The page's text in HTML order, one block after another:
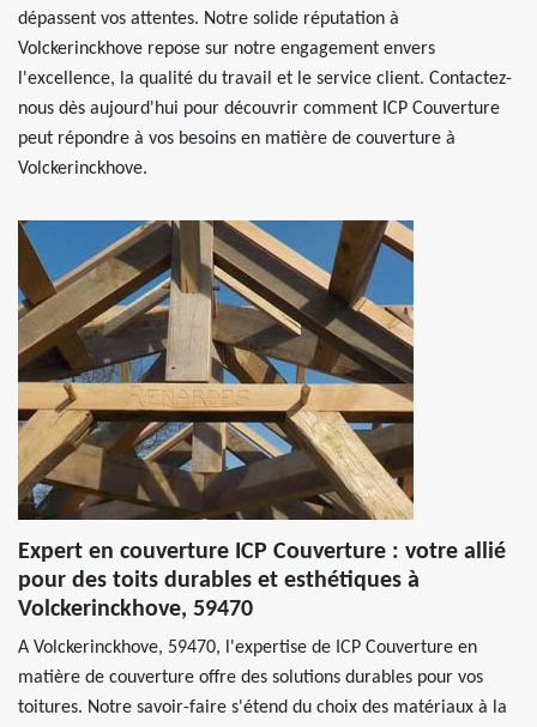
dépassent vos attentes. Notre solide réputation à
Volckerinckhove repose sur notre engagement envers
l'excellence, la qualité du travail et le service client. Contactez-
nous dès aujourd'hui pour découvrir comment ICP Couverture
peut répondre à vos besoins en matière de couverture à
Volckerinckhove.
Expert en couverture ICP Couverture : votre allié
pour des toits durables et esthétiques à
Volckerinckhove, 59470
A Volckerinckhove, 59470, l'expertise de ICP Couverture en
matière de couverture offre des solutions durables pour vos
toitures. Notre savoir-faire s'étend du choix des matériaux à la